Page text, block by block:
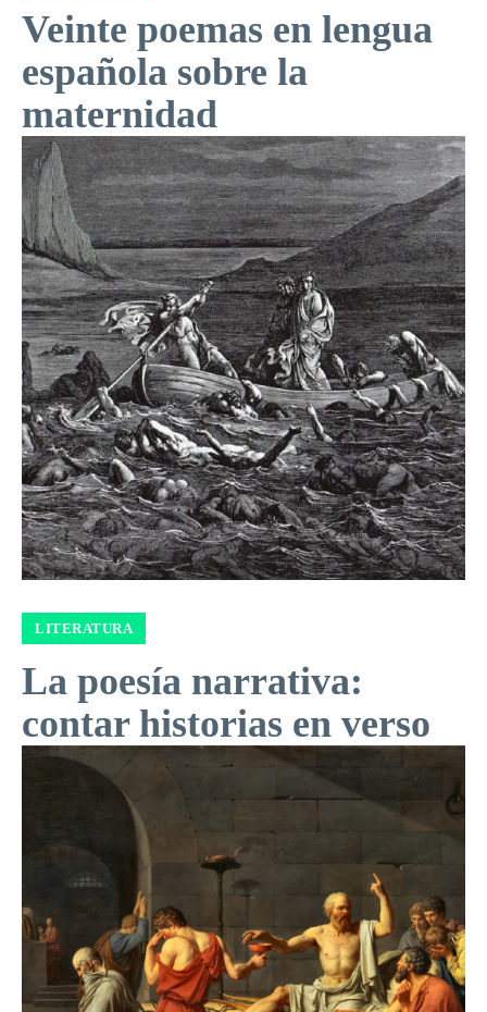
Veinte poemas en lengua
española sobre la
maternidad
LITERATURA
La poesía narrativa:
contar historias en verso